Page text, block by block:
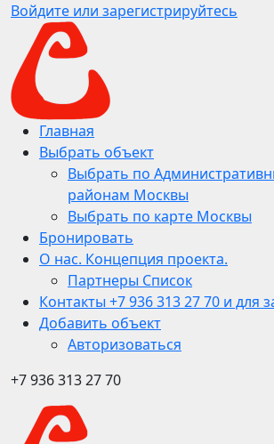
Войдите или зарегистрируйтесь
Главная
Выбрать объект
Выбрать по
районам Москвы
Выбрать по карте Москвы
Бронировать
О нас. Концепция проекта.
Партнеры Список
Контакты +7 936 313 27 70 и для
Добавить объект
Авторизоваться
+7 936 313 27 70